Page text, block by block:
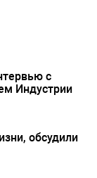
с
Индустрии
обсудили